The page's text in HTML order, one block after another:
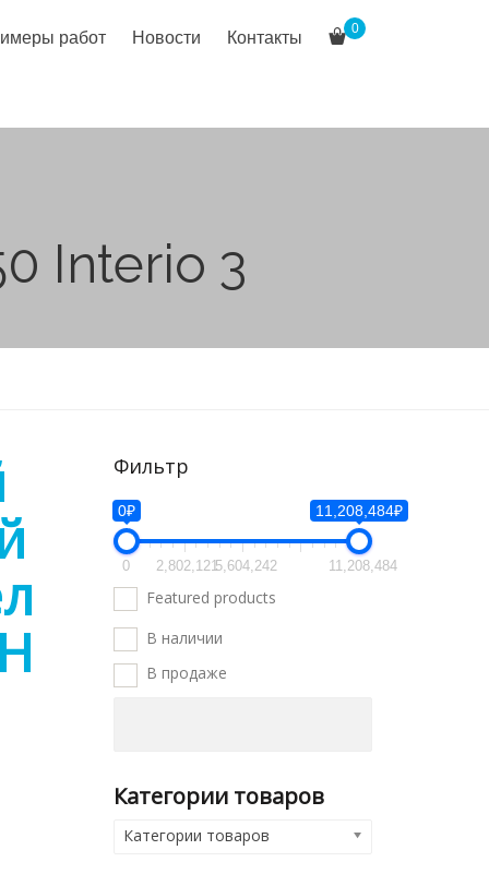
работ Новости Контакты 0
Interio 3
Фильтр
0₽ 11,208,484₽
0 2,802,1215,604,242 11,208,484
Featured products
В наличии
В продаже
Категории товаров
Категории товаров